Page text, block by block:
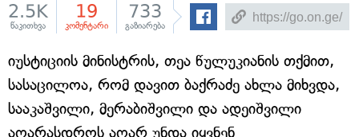
2.5K
წაკითხვა
19
კომენტარი
733
გაზიარება
იუსტიციის მინისტრის, თეა წულუკიანის თქმით,
სასაცილოა, რომ დავით ბაქრაძე ახლა მიხვდა,
სააკაშვილი, მერაბიშვილი და ადეიშვილი
აღარასდროს აღარ უნდა იყვნენ